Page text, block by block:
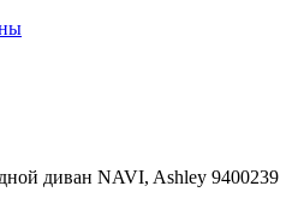
диван NAVI, Ashley 9400239